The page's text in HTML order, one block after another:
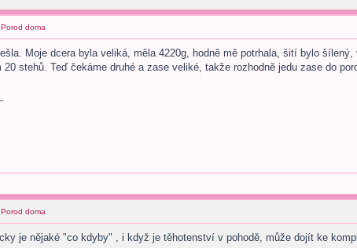
doma
Moje dcera byla veliká, měla 4220g, hodně mě potrhala, šití bylo
20 stehů. Teď čekáme druhé a zase veliké, takže rozhodně jedu zase do
doma
je nějaké "co kdyby" , i když je těhotenství v pohodě, může dojít ke